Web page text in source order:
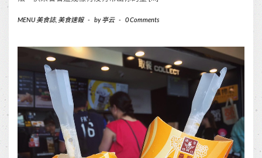
MENU 美食誌, 美食速報 - by亭云 - 0 Comments